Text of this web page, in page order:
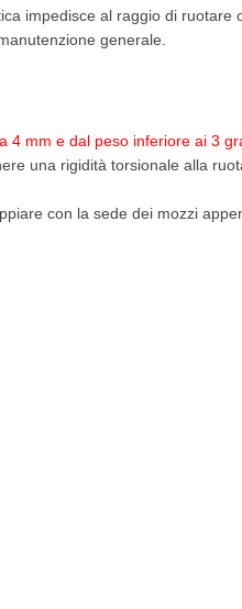
impedisce al raggio di
generale.
4 mm e dal peso inferiore ai 3
una rigidità torsionale alla
con la sede dei mozzi